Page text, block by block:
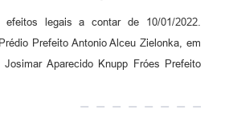
legais a contar de 10/01/2022.
Prefeito Antonio Alceu Zielonka, em
Aparecido Knupp Fróes Prefeito